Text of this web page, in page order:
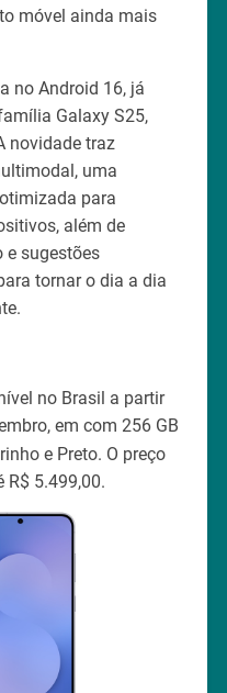
móvel ainda mais
no Android 16, já
Galaxy S25,
novidade traz
uma
para
além de
e sugestões
tornar o dia a dia
no Brasil a partir
em com 256 GB
e Preto. O preço
R$ 5.499,00.